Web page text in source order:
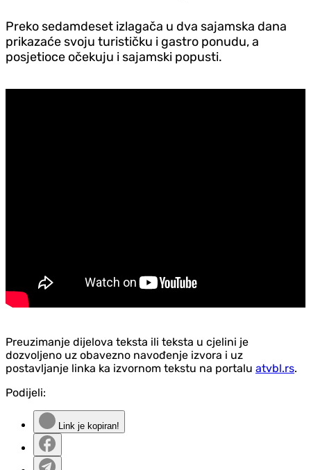
Preko sedamdeset izlagača u dva sajamska dana
prikazaće svoju turističku i gastro ponudu, a
posjetioce očekuju i sajamski popusti.
Preuzimanje dijelova teksta ili teksta u cjelini je
dozvoljeno uz obavezno navođenje izvora i uz
postavljanje linka ka izvornom tekstu na portalu atvbl.rs.
Podijeli:
Link je kopiran!